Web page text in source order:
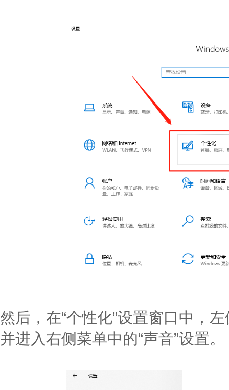
然后，在“个性化”设置窗口中，
并进入右侧菜单中的“声音”设置。